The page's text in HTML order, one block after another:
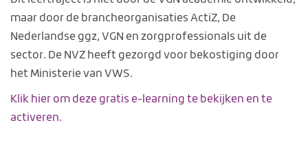
maar door de brancheorganisaties ActiZ, De
Nederlandse ggz, VGN en zorgprofessionals uit de
sector. De NVZ heeft gezorgd voor bekostiging door
het Ministerie van VWS.
Klik hier om deze gratis e-learning te bekijken en te
activeren.